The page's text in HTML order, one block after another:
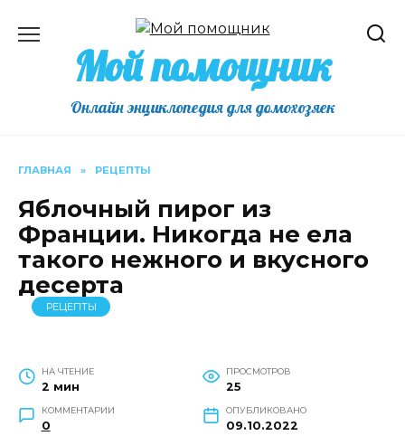
содержаниюМой помощник
Онлайн энциклопедия для домохозяек
ГЛАВНАЯ » РЕЦЕПТЫ
Яблочный пирог из
Франции. Никогда не ела
такого нежного и вкусного
десерта
РЕЦЕПТЫ
НА ЧТЕНИЕ
2 мин
ПРОСМОТРОВ
25
КОММЕНТАРИИ
0
ОПУБЛИКОВАНО
09.10.2022